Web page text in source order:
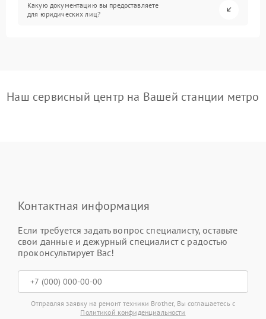
Какую документацию вы предоставляете
для юридических лиц?
Наш сервисный центр на Вашей станции метро
Контактная информация
Если требуется задать вопрос специалисту, оставьте
свои данные и дежурный специалист с радостью
проконсультирует Вас!
Отправляя заявку на ремонт техники Brother, Вы соглашаетесь с
Политикой конфиденциальности